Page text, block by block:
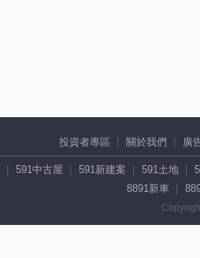
投資者專區 關於我們 廣
591中古屋 591新建案 591土地
8891新車